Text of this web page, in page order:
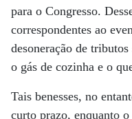
para o Congresso.
correspondentes ao
desoneração de
o gás de cozinha e o
Tais benesses, no
curto prazo, enquanto